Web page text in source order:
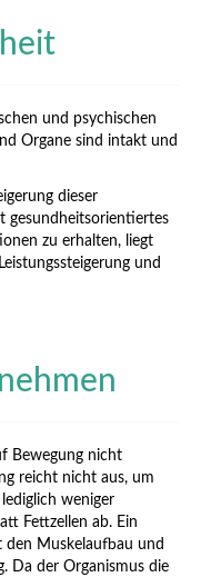
und psychischen
Organe sind intakt und
dieser
gesundheitsorientiertes
zu erhalten, liegt
und
Bewegung nicht
reicht nicht aus, um
weniger
Fettzellen ab. Ein
den Muskelaufbau und
Da der Organismus die